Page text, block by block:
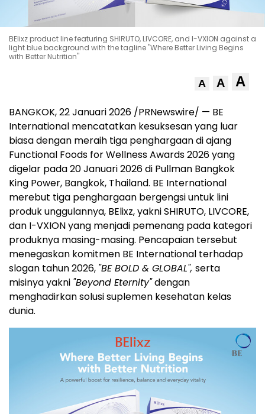
BElixz product line featuring SHIRUTO, LIVCORE, and I-VXION against a
light blue background with the tagline "Where Better Living Begins
with Better Nutrition"
A A A
BANGKOK, 22 Januari 2026 /PRNewswire/ — BE
International mencatatkan kesuksesan yang luar
biasa dengan meraih tiga penghargaan di ajang
Functional Foods for Wellness Awards 2026 yang
digelar pada 20 Januari 2026 di Pullman Bangkok
King Power, Bangkok, Thailand. BE International
merebut tiga penghargaan bergengsi untuk lini
produk unggulannya, BElixz, yakni SHIRUTO, LIVCORE,
dan I-VXION yang menjadi pemenang pada kategori
produknya masing-masing. Pencapaian tersebut
menegaskan komitmen BE International terhadap
slogan tahun 2026, "BE BOLD & GLOBAL", serta
misinya yakni "Beyond Eternity"dengan
menghadirkan solusi suplemen kesehatan kelas
dunia.